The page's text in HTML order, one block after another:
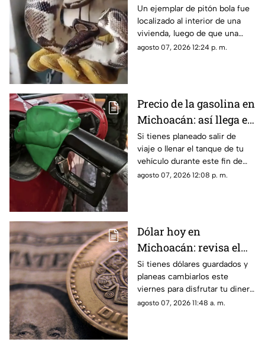
vivienda;
guardabosques
aseguran al ejemplar
Un ejemplar de pitón bola fue
localizado al interior de una
vivienda, luego de que una
habitante solicitara apoyo a los
agosto 07, 2026 12:24 p. m.
Precio de la gasolina en
Michoacán: así llega el
combustible este fin de
semana
Si tienes planeado salir de
viaje o llenar el tanque de tu
vehículo durante este fin de
semana, el precio de la
se realice la carga.
agosto 07, 2026 12:08 p. m.
Dólar hoy en
Michoacán: revisa el
precio antes de
cambiar tus billetes
este fin de semana
Si tienes dólares guardados y
planeas cambiarlos este
viernes para disfrutar tu dinero
durante el fin de semana, es
agosto 07, 2026 11:48 a. m.